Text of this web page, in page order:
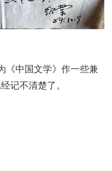
《中国文学》作一些兼
记不清楚了。